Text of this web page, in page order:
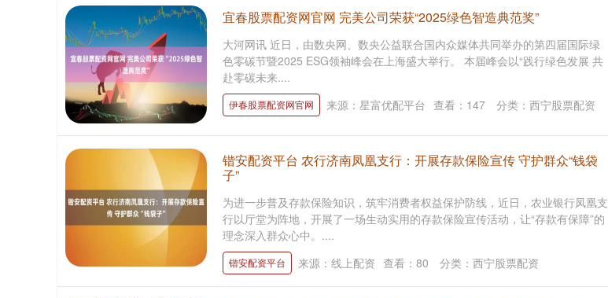
宜春股票配资网官网 完美公司荣获“2025绿色智造典范奖”
大河网讯 近日，由数央网、数央公益联合国内众媒体共同举办的第四届国际绿
色零碳节暨2025 ESG领袖峰会在上海盛大举行。 本届峰会以“践行绿色发展 共
赴零碳未来....
伊春股票配资网官网 来源：星富优配平台 查看： 147 分类： 西宁股票配资
锴安配资平台 农行济南凤凰支行：开展存款保险宣传 守护群众“钱袋
子”
为进一步普及存款保险知识，筑牢消费者权益保护防线，近日，农业银行凤凰支
行以厅堂为阵地，开展了一场生动实用的存款保险宣传活动，让“存款有保障”的
理念深入群众心中。....
锴安配资平台 来源：线上配资 查看： 80 分类： 西宁股票配资